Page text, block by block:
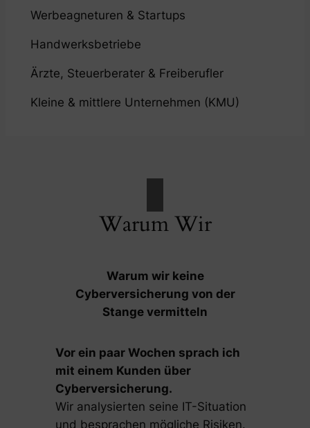
Werbeagneturen & Startups
Handwerksbetriebe
Ärzte, Steuerberater & Freiberufler
Kleine & mittlere Unternehmen (KMU)
Warum Wir
Warum wir keine
Cyberversicherung von der
Stange vermitteln
Vor ein paar Wochen sprach ich
mit einem Kunden über
Cyberversicherung.
Wir analysierten seine IT-Situation
und besprachen mögliche Risiken.